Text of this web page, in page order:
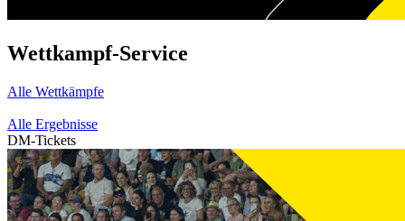
Wettkampf-Service
Alle Wettkämpfe
Alle Ergebnisse
DM-Tickets